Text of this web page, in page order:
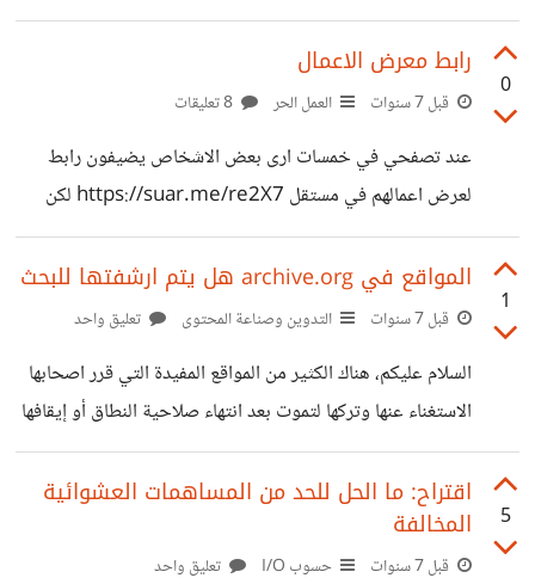
الجدية. هذا مثال من حرابيءأكمل الفراغ لدي فكرة مشروع
................، والتي ستحسن حياة الناس عن طريق
.................... مثال: "لدي فكرة مشروع جهاز تقشير بطيخ
وعناء تقشير البطيخ ليتمكنوا من استخدام هذا الوقت الزائد في
تقشير فواكه أخرى ليس لها جهاز تقشير بعد."
0
رابط معرض الاعمال
قبل 7 سنوات العمل الحر
عند تصفحي في خمسات ارى بعض الاشخاص يضيفون رابط
لعرض اعمالهم في مستقل https://suar.me/re2X7 لكن
الرابط فعلياً يأخذك لرابط أعمالك، ربما يتساءل صاحب العرض
لماذا لا يتواصل معي أحد، ألم تعجبهم أعمالي؟ هل الخطأ هنا من
مستقل أم من المستقل؟
1
المواقع في archive.org هل يتم ارشفتها للبحث
قبل 7 سنوات التدوين وصناعة المحتوى تعليق واحد
السلام عليكم، هناك الكثير من المواقع المفيدة التي قرر اصحابها
الاستغناء عنها وتركها لتموت بعد انتهاء صلاحية النطاق أو إيقافها
لسبب ما، اغلب هذه المواقع مؤرشفة في موقع ارشيف الكبير
والمعروف،لكن هل تعود بالفائدة للباحثين في محركات البحث أم
انها موجودة فقط لمن يعرفها ويدخل لموقع ارشيف لتصفحها
والاستفادة منها؟ اعتقد انها غير متاحة في نتائج البحث لذلك
5
اقتراح: ما الحل للحد من المساهمات العشوائية
المخالفة
قبل 7 سنوات حسوب I/O تعليق واحد